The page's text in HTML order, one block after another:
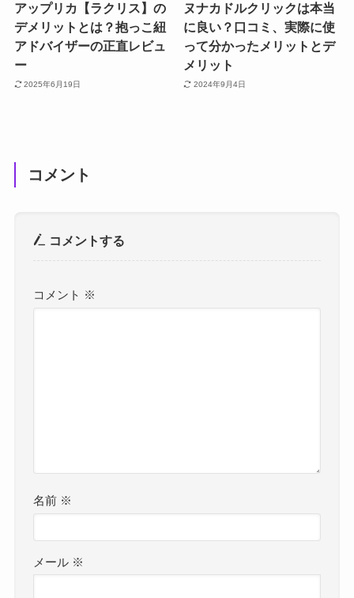
アップリカ【ラクリス】の
デメリットとは？抱っこ紐
アドバイザーの正直レビュ
ー
2025年6月19日
ヌナカドルクリックは本当
に良い？口コミ、実際に使
って分かったメリットとデ
メリット
2024年9月4日
コメント
コメントする
コメント ※
名前 ※
メール ※